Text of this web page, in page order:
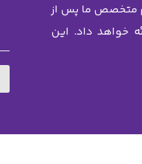
متخصص ما پس از
خواهد داد. این